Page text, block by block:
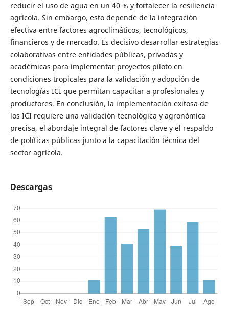
reducir el uso de agua en un 40 % y fortalecer la resiliencia
agrícola. Sin embargo, esto depende de la integración
efectiva entre factores agroclimáticos, tecnológicos,
financieros y de mercado. Es decisivo desarrollar estrategias
colaborativas entre entidades públicas, privadas y
académicas para implementar proyectos piloto en
condiciones tropicales para la validación y adopción de
tecnologías ICI que permitan capacitar a profesionales y
productores. En conclusión, la implementación exitosa de
los ICI requiere una validación tecnológica y agronómica
precisa, el abordaje integral de factores clave y el respaldo
de políticas públicas junto a la capacitación técnica del
sector agrícola.
Descargas